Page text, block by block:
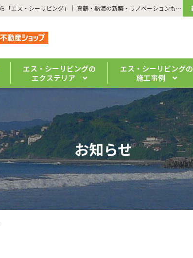
| 令和8年5月度広告を公開しました | 湯河原のリフォーム・注文住宅なら「エス・シーリビング」｜ 真鶴・熱海の新築・リノベーションもお任せください
エス・シーリビングの
エクステリア
エス・シーリビングの
施工事例
お知らせ